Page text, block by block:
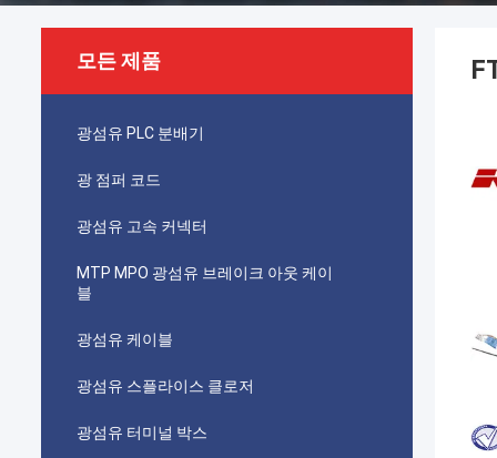
모든 제품
광섬유 PLC 분배기
광 점퍼 코드
광섬유 고속 커넥터
MTP MPO 광섬유 브레이크 아웃 케이
블
광섬유 케이블
광섬유 스플라이스 클로저
광섬유 터미널 박스